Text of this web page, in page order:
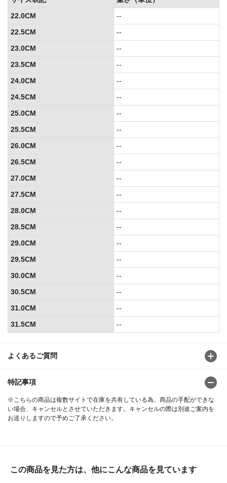
よくあるご質問
特記事項
※こちらの商品は複数サイトで在庫を共有している為、商品の手配ができな
い場合、キャンセルとさせていただきます。キャンセルの際は別途ご案内を
お送りしますので予めご了承ください。
22.0CM
--
22.5CM
--
23.0CM
--
23.5CM
--
24.0CM
--
24.5CM
--
25.0CM
--
25.5CM
--
26.0CM
--
26.5CM
--
27.0CM
--
27.5CM
--
28.0CM
--
28.5CM
--
29.0CM
--
29.5CM
--
30.0CM
--
30.5CM
--
31.0CM
--
31.5CM
--
この商品を見た方は、他にこんな商品を見ています